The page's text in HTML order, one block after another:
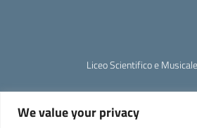
We value your privacy
Liceo Scientifico e